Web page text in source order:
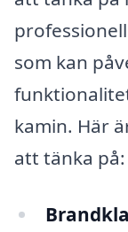
som kan
kamin. Här
att tänka på: